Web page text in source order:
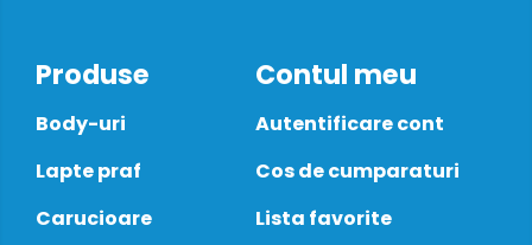
Produse
Body-uri
Lapte praf
Carucioare
Contul meu
Autentificare cont
Cos de cumparaturi
Lista favorite